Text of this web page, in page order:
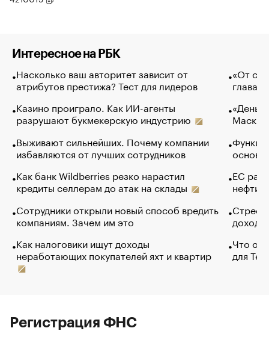
Интересное на РБК
Насколько ваш авторитет зависит от
атрибутов престижа? Тест для лидеров
Казино проиграло. Как ИИ-агенты
разрушают букмекерскую индустрию
Выживают сильнейших. Почему компании
избавляются от лучших сотрудников
Как банк Wildberries резко нарастил
кредиты селлерам до атак на склады
Сотрудники открыли новый способ вредить
компаниям. Зачем им это
Как налоговики ищут доходы
неработающих покупателей яхт и квартир
«От
глава
Маск в
основ
ЕС
нефти
Что
для
Регистрация ФНС